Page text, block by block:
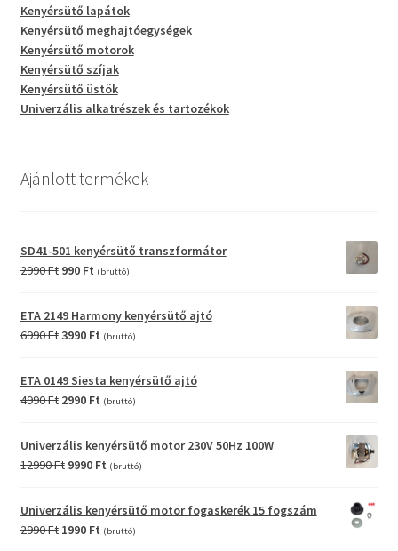
Kenyérsütő lapátok
Kenyérsütő meghajtóegységek
Kenyérsütő motorok
Kenyérsütő szíjak
Kenyérsütő üstök
Univerzális alkatrészek és tartozékok
Ajánlott termékek
SD41-501 kenyérsütő transzformátor
2990Ft Original
was:
2990 Ft.
990 FtCurrent
990 Ft.
(bruttó)
ETA 2149 Harmony kenyérsütő ajtó
6990FtOriginal
was:
6990 Ft.
3990 FtCurrent
is:
(bruttó)
ETA 0149 Siesta kenyérsütő ajtó
4990Ft Original
was:
4990 Ft.
2990 FtCurrent
2990 Ft.
(bruttó)
Univerzális kenyérsütő motor 230V 50Hz 100W
12990Ft Original
was:
12990 Ft.
9990 FtCurrent
is:
(bruttó)
Univerzális kenyérsütő motor fogaskerék 15 fogszám
2990Ft Original
1990 FtCurrent
(bruttó)